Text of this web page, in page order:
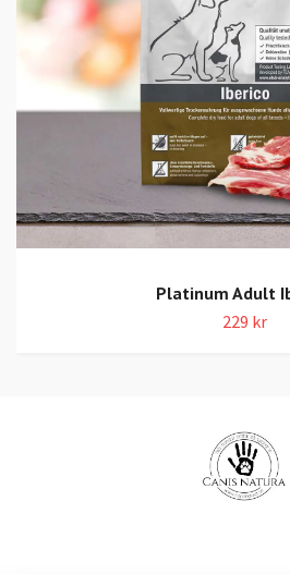
Platinum Adult
229 kr